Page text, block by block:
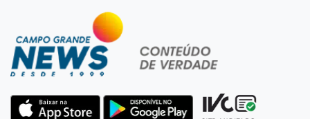
Empresário investigado em 2023 volta a ser
alvo por R$ 100 milhões em contratos
12:26Clima
chegada de ciclone